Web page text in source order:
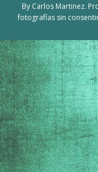
By Carlos Martinez.
fotografías sin